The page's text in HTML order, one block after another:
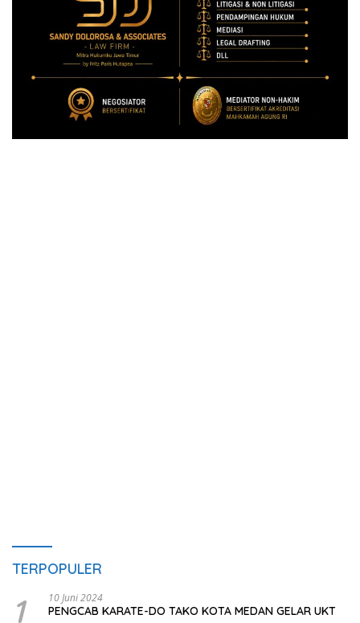
TERPOPULER
1 10 Juni 2024
PENGCAB KARATE-DO TAKO KOTA MEDAN GELAR UKT